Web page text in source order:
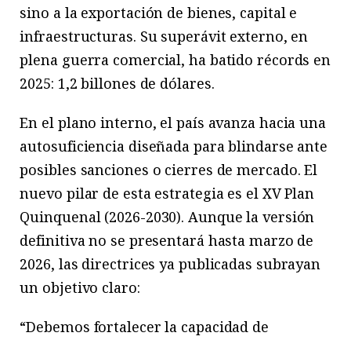
sino a la exportación de bienes, capital e
infraestructuras. Su superávit externo, en
plena guerra comercial, ha batido récords en
2025: 1,2 billones de dólares.
En el plano interno, el país avanza hacia una
autosuficiencia diseñada para blindarse ante
posibles sanciones o cierres de mercado. El
nuevo pilar de esta estrategia es el XV Plan
Quinquenal (2026-2030). Aunque la versión
definitiva no se presentará hasta marzo de
2026, las directrices ya publicadas subrayan
un objetivo claro:
“Debemos fortalecer la capacidad de